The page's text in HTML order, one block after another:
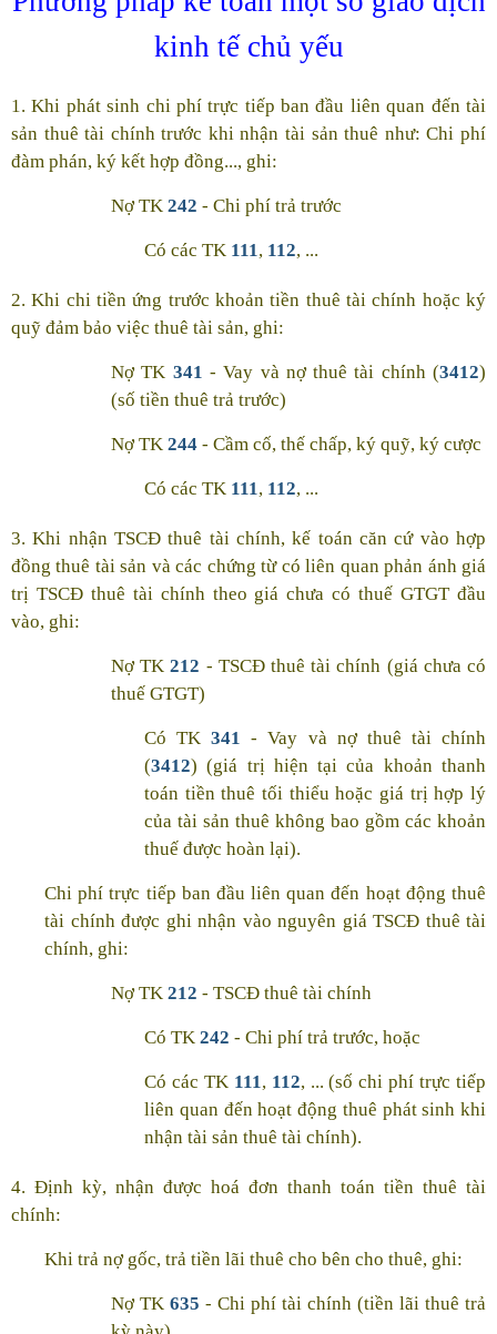
kinh tế chủ yếu
1. Khi phát sinh chi phí trực tiếp ban đầu liên quan đến tài
sản thuê tài chính trước khi nhận tài sản thuê như: Chi phí
đàm phán, ký kết hợp đồng..., ghi:
Nợ TK 242 - Chi phí trả trước
Có các TK 111, 112, ...
2. Khi chi tiền ứng trước khoản tiền thuê tài chính hoặc ký
quỹ đảm bảo việc thuê tài sản, ghi:
Nợ TK 341 - Vay và nợ thuê tài chính (3412)
(số tiền thuê trả trước)
Nợ TK 244 - Cầm cố, thế chấp, ký quỹ, ký cược
Có các TK 111, 112, ...
3. Khi nhận TSCĐ thuê tài chính, kế toán căn cứ vào hợp
đồng thuê tài sản và các chứng từ có liên quan phản ánh giá
trị TSCĐ thuê tài chính theo giá chưa có thuế GTGT đầu
vào, ghi:
Nợ TK212 - TSCĐ thuê tài chính (giá chưa có
thuế GTGT)
Có TK341 - Vay và nợ thuê tài chính
(3412) (giá trị hiện tại của khoản thanh
toán tiền thuê tối thiểu hoặc giá trị hợp lý
của tài sản thuê không bao gồm các khoản
thuế được hoàn lại).
Chi phí trực tiếp ban đầu liên quan đến hoạt động thuê
tài chính được ghi nhận vào nguyên giá TSCĐ thuê tài
chính, ghi:
Nợ TK 212 - TSCĐ thuê tài chính
Có TK 242 - Chi phí trả trước, hoặc
Có các TK 111, 112, ... (số chi phí trực tiếp
liên quan đến hoạt động thuê phát sinh khi
nhận tài sản thuê tài chính).
4. Định kỳ, nhận được hoá đơn thanh toán tiền thuê tài
chính:
Khi trả nợ gốc, trả tiền lãi thuê cho bên cho thuê, ghi:
Nợ TK 635 - Chi phí tài chính (tiền lãi thuê trả